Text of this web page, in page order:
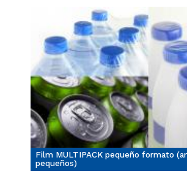
Film MULTIPACK pequeño formato
pequeños)